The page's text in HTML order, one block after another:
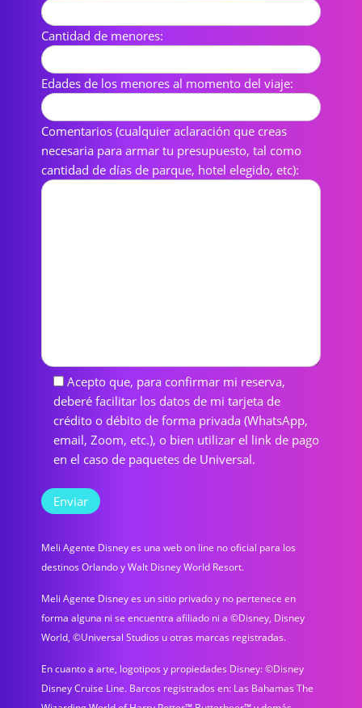
Cantidad de menores:
Edades de los menores al momento del viaje:
Comentarios (cualquier aclaración que creas
necesaria para armar tu presupuesto, tal como
cantidad de días de parque, hotel elegido, etc):
Acepto que, para confirmar mi reserva,
deberé facilitar los datos de mi tarjeta de
crédito o débito de forma privada (WhatsApp,
email, Zoom, etc.), o bien utilizar el link de pago
en el caso de paquetes de Universal.
Meli Agente Disney es una web on line no oficial para los
destinos Orlando y Walt Disney World Resort.
Meli Agente Disney es un sitio privado y no pertenece en
forma alguna ni se encuentra afiliado ni a ©Disney, Disney
World, ©Universal Studios u otras marcas registradas.
En cuanto a arte, logotipos y propiedades Disney: ©Disney
Disney Cruise Line. Barcos registrados en: Las Bahamas The